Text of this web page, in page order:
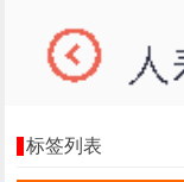
标签列表